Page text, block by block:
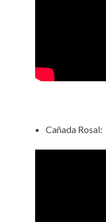
Cañada Rosal: